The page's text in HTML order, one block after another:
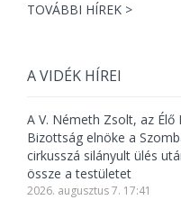
TOVÁBBI HÍREK >
A VIDÉK HÍREI
A V. Németh Zsolt, az
Bizottság elnöke a
cirkusszá silányult ülés
össze a testületet
2026. augusztus 7. 17:41